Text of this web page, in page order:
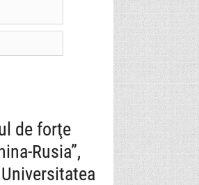
de forţe
Rusia”,